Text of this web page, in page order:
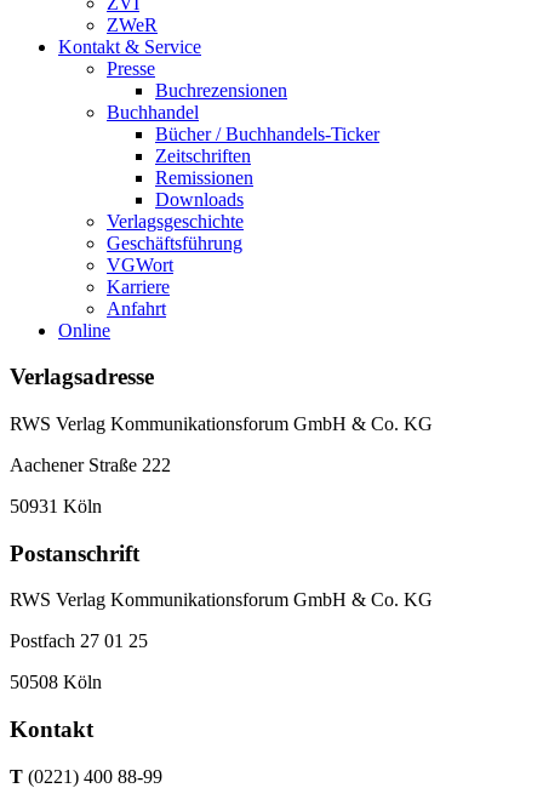
ZWeR
Kontakt & Service
Presse
Buchrezensionen
Buchhandel
Bücher / Buchhandels-Ticker
Zeitschriften
Remissionen
Downloads
Verlagsgeschichte
Geschäftsführung
VGWort
Karriere
Anfahrt
Online
Verlagsadresse
RWS Verlag Kommunikationsforum GmbH & Co. KG
Aachener Straße 222
50931 Köln
Postanschrift
RWS Verlag Kommunikationsforum GmbH & Co. KG
Postfach 27 01 25
50508 Köln
Kontakt
T (0221) 400 88-99